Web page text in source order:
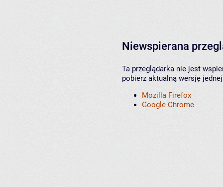
Niewspierana
Ta przeglądarka nie jest
pobierz aktualną wersję
Mozilla Firefox
Google Chrome